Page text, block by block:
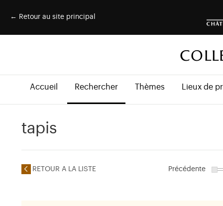
← Retour au site principal
Accueil Rechercher Thèmes Lieux de
tapis
RETOUR A LA LISTE Précédente